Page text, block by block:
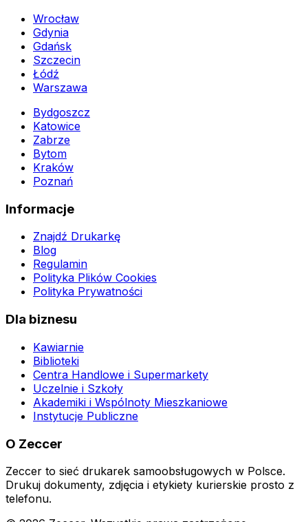
Wrocław
Gdynia
Gdańsk
Szczecin
Łódź
Warszawa
Bydgoszcz
Katowice
Zabrze
Bytom
Kraków
Poznań
Informacje
Znajdź Drukarkę
Blog
Regulamin
Polityka Plików Cookies
Polityka Prywatności
Dla biznesu
Kawiarnie
Biblioteki
Centra Handlowe i Supermarkety
Uczelnie i Szkoły
Akademiki i Wspólnoty Mieszkaniowe
Instytucje Publiczne
O Zeccer
Zeccer to sieć drukarek samoobsługowych w Polsce.
Drukuj dokumenty, zdjęcia i etykiety kurierskie prosto z
telefonu.